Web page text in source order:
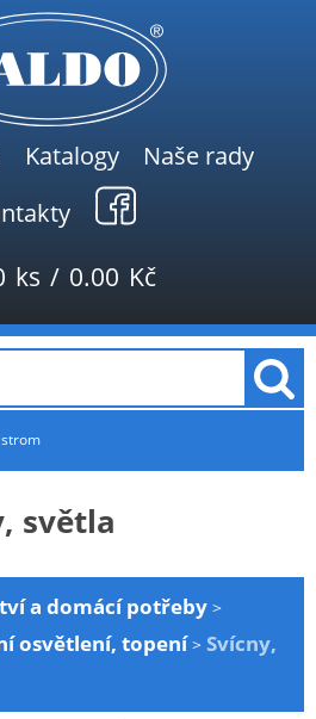
Katalogy
Naše rady
ks / 0.00 Kč
světla
a domácí potřeby >
osvětlení, topení> Svícny,